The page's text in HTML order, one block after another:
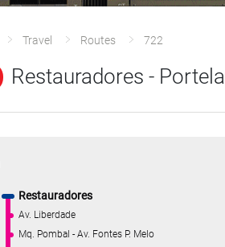
Travel Routes 722
Restauradores - Portela
Restauradores
Av. Liberdade
Mq. Pombal - Av. Fontes P. Melo